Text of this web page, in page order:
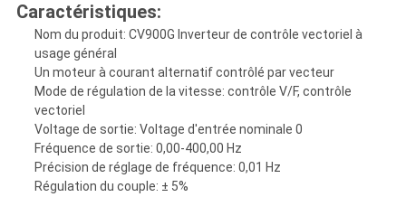
Caractéristiques:
Nom du produit: CV900G Inverteur de contrôle vectoriel à
usage général
Un moteur à courant alternatif contrôlé par vecteur
Mode de régulation de la vitesse: contrôle V/F, contrôle
vectoriel
Voltage de sortie: Voltage d'entrée nominale 0
Fréquence de sortie: 0,00-400,00 Hz
Précision de réglage de fréquence: 0,01 Hz
Régulation du couple: ± 5%